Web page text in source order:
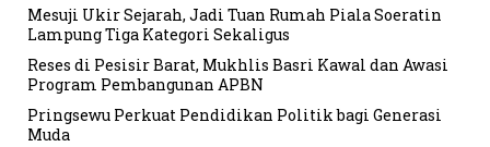
Mesuji Ukir Sejarah, Jadi Tuan Rumah Piala Soeratin
Lampung Tiga Kategori Sekaligus
Reses di Pesisir Barat, Mukhlis Basri Kawal dan Awasi
Program Pembangunan APBN
Pringsewu Perkuat Pendidikan Politik bagi Generasi
Muda